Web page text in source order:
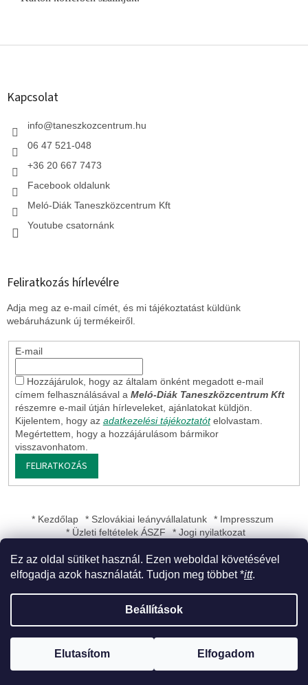
Ez az oldal sütiket használ. Ezen weboldal követésével
elfogadja azok használatát. Tudjon meg többet *itt.
Beállítások
Elutasítom Elfogadom
L
Kapcsolat
info@taneszkozcentrum.hu
06 47 521-048
+36 20 667 7473
Facebook oldalunk
Meló-Diák Taneszközcentrum Kft
Youtube csatornánk
Feliratkozás hírlevélre
Adja meg az e-mail címét, és mi tájékoztatást küldünk
webáruházunk új termékeiről.
E-mail
Hozzájárulok, hogy az általam önként megadott e-mail
címem felhasználásával a Meló-Diák Taneszközcentrum Kft
részemre e-mail útján hírleveleket, ajánlatokat küldjön.
Kijelentem, hogy az adatkezelési tájékoztatót elolvastam.
Megértettem, hogy a hozzájárulásom bármikor
visszavonhatom.
FELIRATKOZÁS
* Kezdőlap * Szlovákiai leányvállalatunk
* Impresszum
* Üzleti feltételek ÁSZF
* Jogi nyilatkozat
Meló-Diák Taneszközcentrum Kft
fenntartva.
Süti beállítások szerkesztése